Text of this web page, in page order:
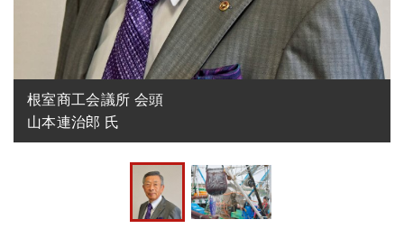
根室商工会議所 会頭
山本連治郎 氏